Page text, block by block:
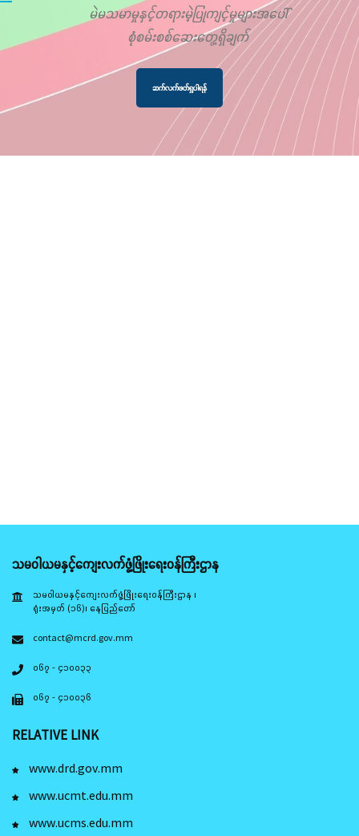
မဲမသမာမှုနှင့်တရားမဲ့ပြုကျင့်မှုများအပေါ်
စုံစမ်းစစ်ဆေးတွေ့ရှိချက်
ဆက်လက်ဖတ်ရှုပါရန်
သမဝါယမနှင့်ကျေးလက်ဖွံ့ဖြိုးရေးဝန်ကြီးဌာန
သမဝါယမနှင့်ကျေးလက်ဖွံ့ဖြိုးရေးဝန်ကြီးဌာန ၊
ရုံးအမှတ် (၁၆)၊ နေပြည်တော်
contact@mcrd.gov.mm
၀၆၇ - ၄၁၀၀၃၃
၀၆၇ - ၄၁၀၀၃၆
RELATIVE LINK
www.drd.gov.mm
www.ucmt.edu.mm
www.ucms.edu.mm